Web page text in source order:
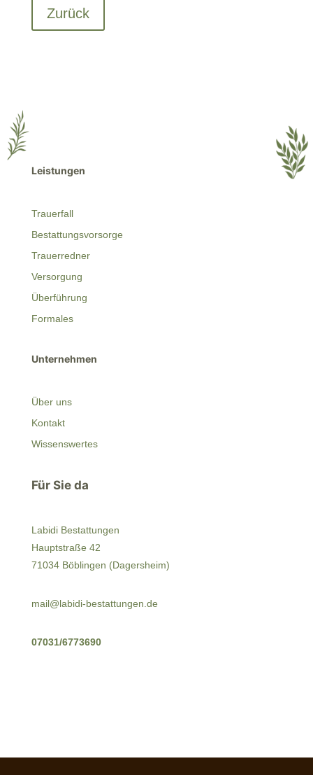
Zurück
Leistungen
Trauerfall
Bestattungsvorsorge
Trauerredner
Versorgung
Überführung
Formales
Unternehmen
Über uns
Kontakt
Wissenswertes
Für Sie da
Labidi Bestattungen
Hauptstraße 42
71034 Böblingen (Dagersheim)
mail@labidi-bestattungen.de
07031/6773690